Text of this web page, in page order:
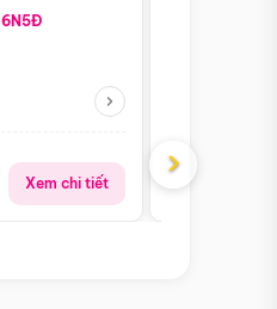
6N5Đ
Xem chi tiết
Giá từ:
›